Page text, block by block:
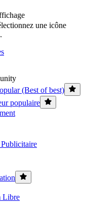
une icône
(Best of best)
populaire
Libre